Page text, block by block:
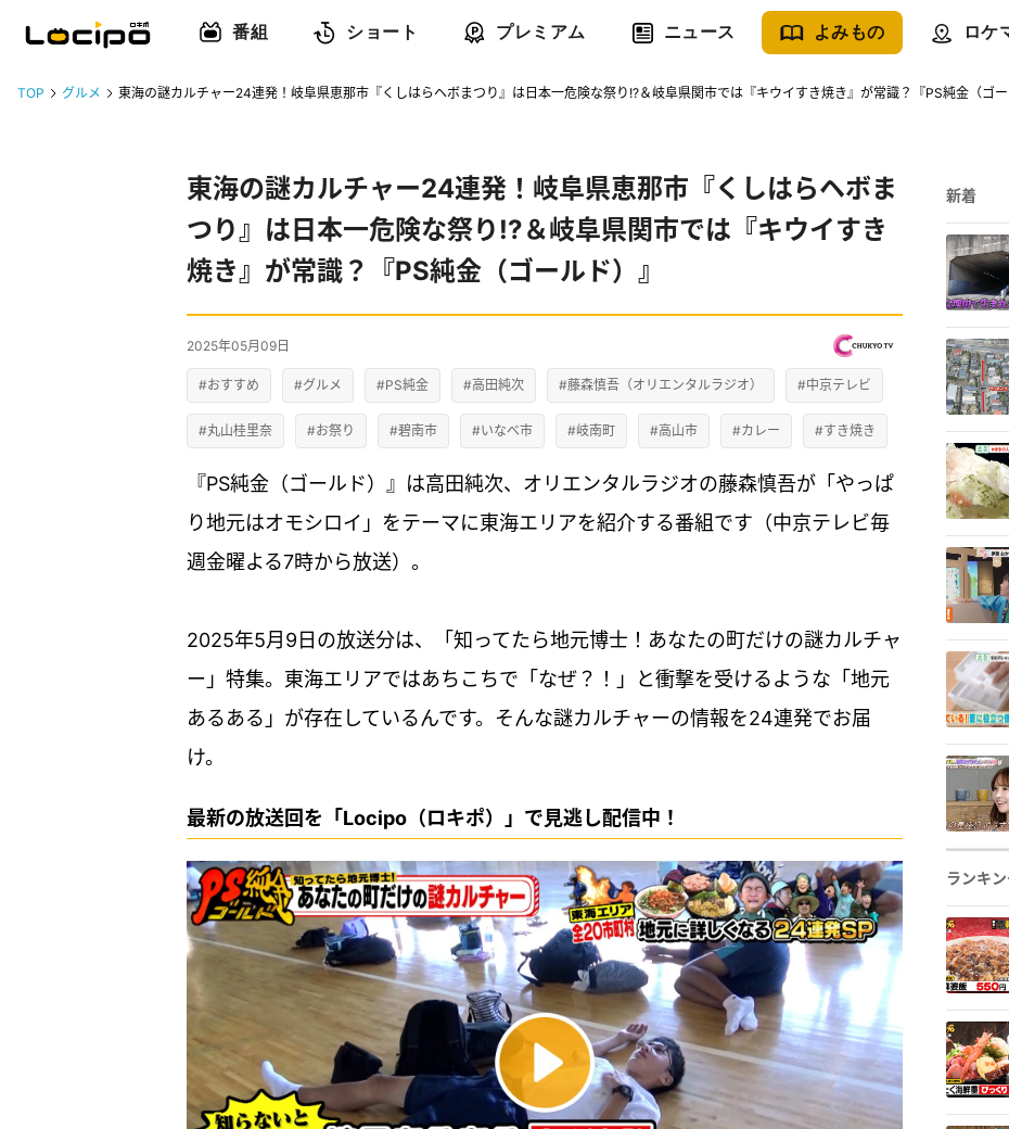
番組 ショート プレミアム ニュース よみもの ロケ
TOP グルメ 東海の謎カルチャー24連発！岐阜県恵那市『くしはらヘボまつり』は日本一危険な祭り!?＆岐阜県関市では『キウイすき焼き』が常識？『PS純金（ゴー
東海の謎カルチャー24連発！岐阜県恵那市『くしはらヘボま
つり』は日本一危険な祭り!?＆岐阜県関市では『キウイすき
焼き』が常識？『PS純金（ゴールド）』
2025年05月09日
#おすすめ #グルメ #PS純金 #高田純次 #藤森慎吾（オリエンタルラジオ） #中京テレビ
#丸山桂里奈 #お祭り #碧南市 #いなべ市 #岐南町 #高山市 #カレー #すき焼き
『PS純金（ゴールド）』は高田純次、オリエンタルラジオの藤森慎吾が「やっぱ
り地元はオモシロイ」をテーマに東海エリアを紹介する番組です（中京テレビ毎
週金曜よる7時から放送）。
2025年5月9日の放送分は、「知ってたら地元博士！あなたの町だけの謎カルチャ
ー」特集。東海エリアではあちこちで「なぜ？！」と衝撃を受けるような「地元
あるある」が存在しているんです。そんな謎カルチャーの情報を24連発でお届
け。
最新の放送回を「Locipo（ロキポ）」で見逃し配信中！
新着
ランキ